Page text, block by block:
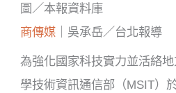
圖／本報資料庫
商傳媒 ｜吳承岳／台北報導
為強化國家科技實力並活絡
學技術資訊通信部（MSIT）